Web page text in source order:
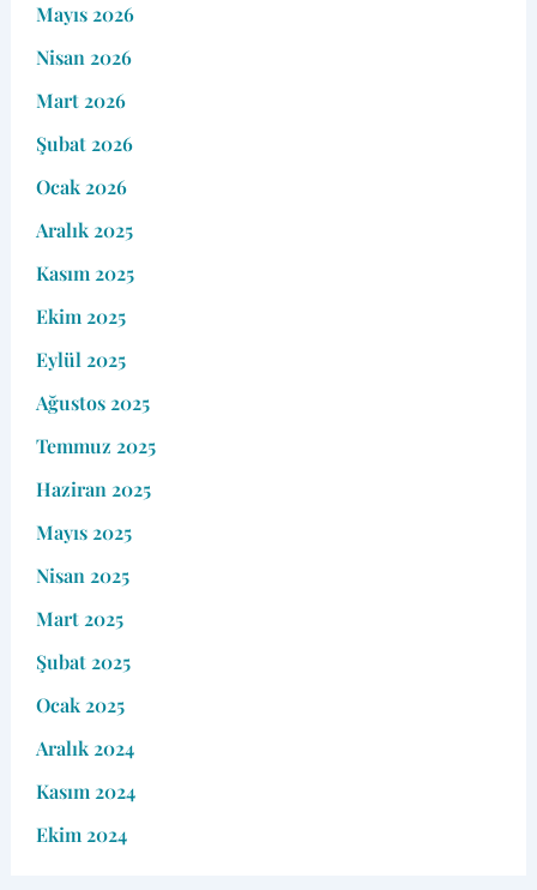
Mayıs 2026
Nisan 2026
Mart 2026
Şubat 2026
Ocak 2026
Aralık 2025
Kasım 2025
Ekim 2025
Eylül 2025
Ağustos 2025
Temmuz 2025
Haziran 2025
Mayıs 2025
Nisan 2025
Mart 2025
Şubat 2025
Ocak 2025
Aralık 2024
Kasım 2024
Ekim 2024